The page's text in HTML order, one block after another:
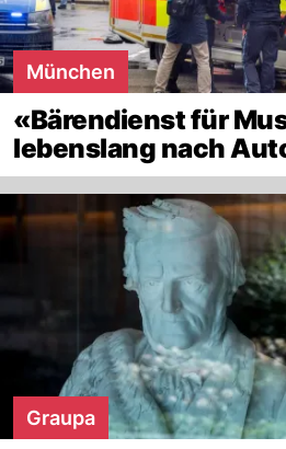
München
«Bärendienst für
lebenslang nach
Graupa